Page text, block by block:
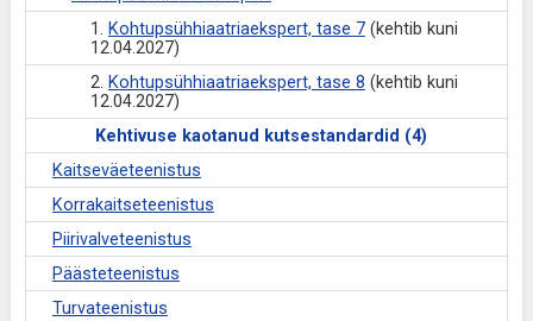
1. Kohtupsühhiaatriaekspert, tase 7(kehtib kuni
12.04.2027)
2. Kohtupsühhiaatriaekspert, tase 8 (kehtib kuni
12.04.2027)
Kehtivuse kaotanud kutsestandardid (4)
Kaitseväeteenistus
Korrakaitseteenistus
Piirivalveteenistus
Päästeteenistus
Turvateenistus